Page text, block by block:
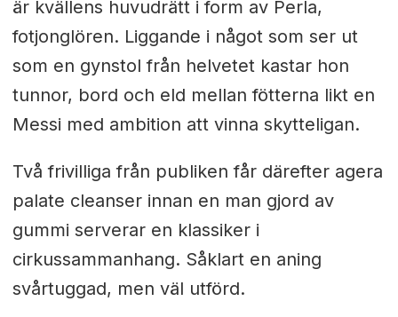
är kvällens huvudrätt i form av Perla,
fotjonglören. Liggande i något som ser ut
som en gynstol från helvetet kastar hon
tunnor, bord och eld mellan fötterna likt en
Messi med ambition att vinna skytteligan.
Två frivilliga från publiken får därefter agera
palate cleanser innan en man gjord av
gummi serverar en klassiker i
cirkussammanhang. Såklart en aning
svårtuggad, men väl utförd.